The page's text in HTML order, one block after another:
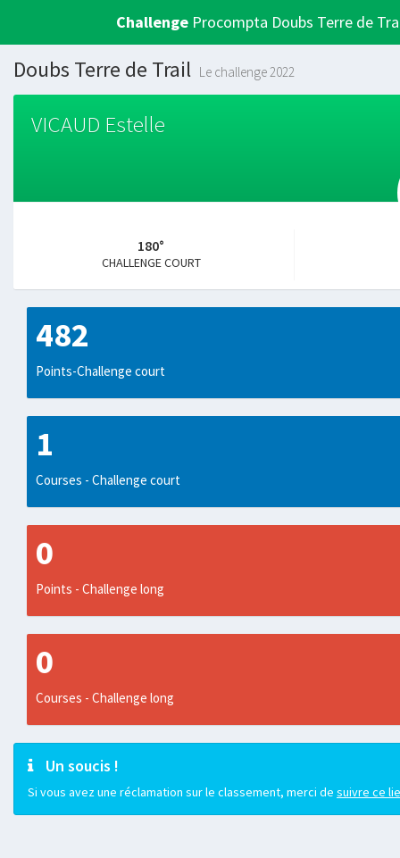
Challenge Procompta Doubs Terre de
Doubs Terre de Trail Le challenge 2022
VICAUD Estelle
180°
CHALLENGE COURT
482
Points-Challenge court
1
Courses - Challenge court
0
Points - Challenge long
0
Courses - Challenge long
Un soucis !
Si vous avez une réclamation sur le classement, merci de suivre ce